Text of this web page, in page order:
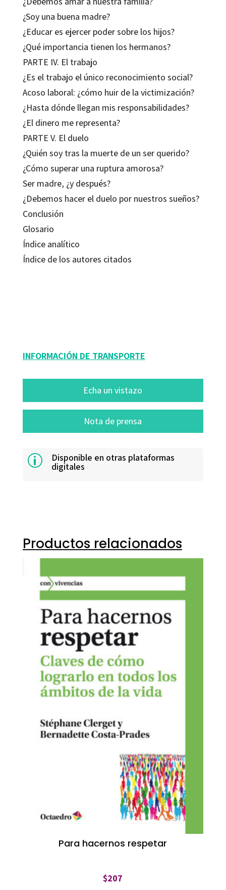
¿Soy una buena madre?
¿Educar es ejercer poder sobre los hijos?
¿Qué importancia tienen los hermanos?
PARTE IV. El trabajo
¿Es el trabajo el único reconocimiento social?
Acoso laboral: ¿cómo huir de la victimización?
¿Hasta dónde llegan mis responsabilidades?
¿El dinero me representa?
PARTE V. El duelo
¿Quién soy tras la muerte de un ser querido?
¿Cómo superar una ruptura amorosa?
Ser madre, ¿y después?
¿Debemos hacer el duelo por nuestros sueños?
Conclusión
Glosario
Índice analítico
Índice de los autores citados
INFORMACIÓN DE TRANSPORTE
Echa un vistazo
Nota de prensa
p Disponible en otras plataformas
digitales
Productos relacionados
Para hacernos respetar
$207